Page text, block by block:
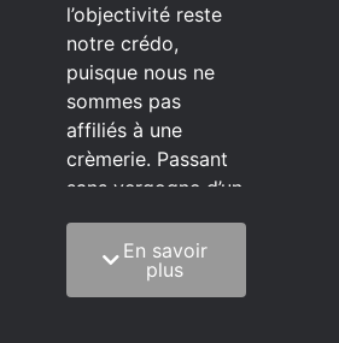
l’objectivité reste
notre crédo,
puisque nous ne
sommes pas
affiliés à une
crèmerie. Passant
sans vergogne d’un
éditeur à l’autre.
C’est quoi notre
méthode?
En savoir
plus